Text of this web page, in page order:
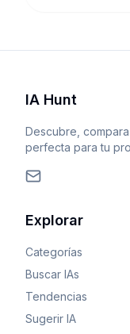
IA Hunt
Descubre,
perfecta para tu
Explorar
Categorías
Buscar IAs
Tendencias
Sugerir IA